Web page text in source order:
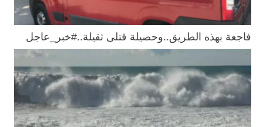
فاجعة بهذه الطريق..وحصيلة قتلى ثقيلة..#خبر_عاجل